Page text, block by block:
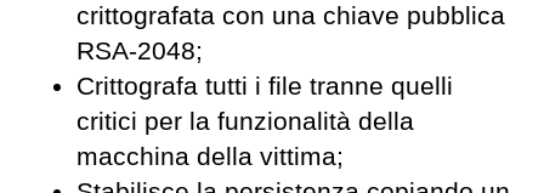
crittografata con una chiave pubblica
RSA-2048;
Crittografa tutti i file tranne quelli
critici per la funzionalità della
macchina della vittima;